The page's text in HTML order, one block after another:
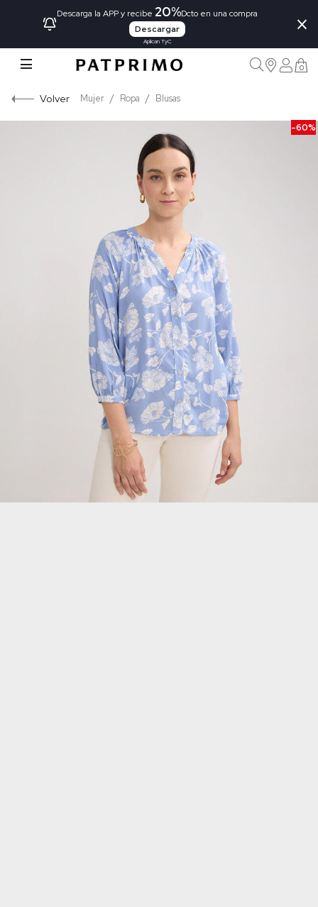
Descarga la APP y recibe 20%Dcto en una compra
Descargar
Aplican TyC
×
0
Volver Mujer Ropa Blusas
-60%